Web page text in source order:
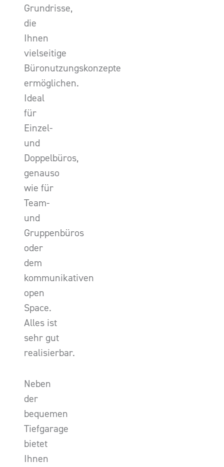
Grundrisse,
die
Ihnen
vielseitige
Büronutzungskonzepte
ermöglichen.
Ideal
für
Einzel-
und
Doppelbüros,
genauso
wie für
Team-
und
Gruppenbüros
oder
dem
kommunikativen
open
Space.
Alles ist
sehr gut
realisierbar.
Neben
der
bequemen
Tiefgarage
bietet
Ihnen